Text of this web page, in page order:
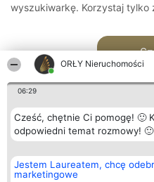
ORŁY Nieruchomości
06:29
Cześć, chętnie Ci pomogę! 🙂
odpowiedni temat rozmowy! 🙂
Jestem Laureatem, chcę
marketingowe
wyszukiwarkę. Korzystaj tylko
Organizator plebiscytu
Bright Side Solutions sp. z o.
o. sp. k.